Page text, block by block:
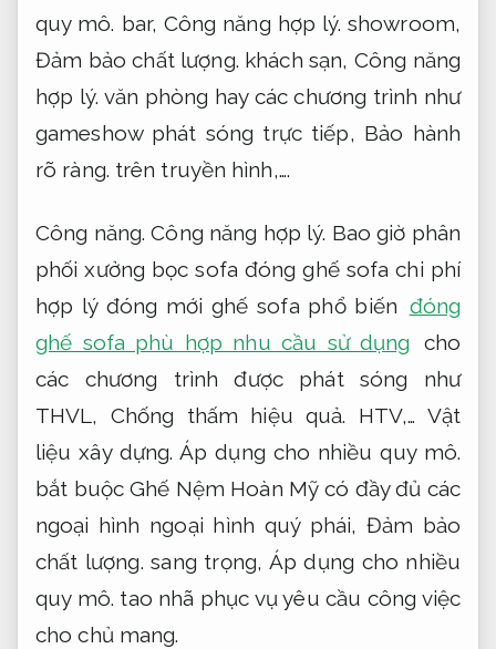
quy mô. bar, Công năng hợp lý. showroom,
Đảm bảo chất lượng. khách sạn, Công năng
hợp lý. văn phòng hay các chương trình như
gameshow phát sóng trực tiếp, Bảo hành
rõ ràng. trên truyền hình,….
Công năng. Công năng hợp lý. Bao giờ phân
phối xưởng bọc sofa đóng ghế sofa chi phí
hợp lý đóng mới ghế sofa phổ biến đóng
ghế sofa phù hợp nhu cầu sử dụng
cho
các chương trình được phát sóng như
THVL, Chống thấm hiệu quả. HTV,… Vật
liệu xây dựng. Áp dụng cho nhiều quy mô.
bắt buộc Ghế Nệm Hoàn Mỹ có đầy đủ các
ngoại hình ngoại hình quý phái, Đảm bảo
chất lượng. sang trọng, Áp dụng cho nhiều
quy mô. tao nhã phục vụ yêu cầu công việc
cho chủ mang.